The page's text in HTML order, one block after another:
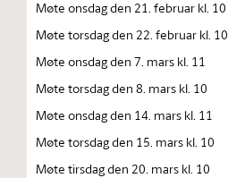
Møte onsdag den 21. februar kl. 10
Møte torsdag den 22. februar kl. 10
Møte onsdag den 7. mars kl. 11
Møte torsdag den 8. mars kl. 10
Møte onsdag den 14. mars kl. 11
Møte torsdag den 15. mars kl. 10
Møte tirsdag den 20. mars kl. 10